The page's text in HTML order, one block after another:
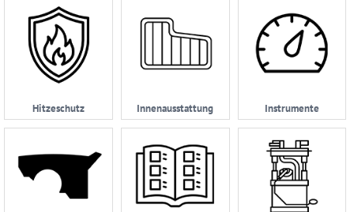
Widerrufsbelehrung
Datenschutzerklärung
962114
Hitzeschutz Innenausstattung Instrumente